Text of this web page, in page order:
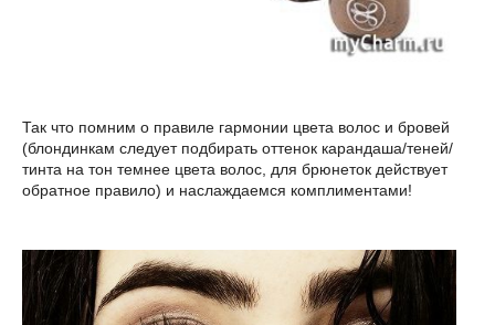
Так что помним о правиле гармонии цвета волос и бровей
(блондинкам следует подбирать оттенок карандаша/теней/
тинта на тон темнее цвета волос, для брюнеток действует
обратное правило) и наслаждаемся комплиментами!